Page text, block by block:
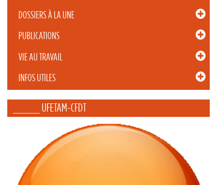
DOSSIERS À LA UNE
PUBLICATIONS
VIE AU TRAVAIL
INFOS UTILES
_____ UFETAM-CFDT